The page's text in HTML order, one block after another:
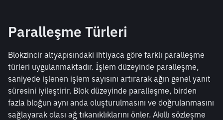
Paralleşme Türleri
Blokzincir altyapısındaki ihtiyaca göre farklı paralleşme
türleri uygulanmaktadır. İşlem düzeyinde paralleşme,
saniyede işlenen işlem sayısını artırarak ağın genel yanıt
süresini iyileştirir. Blok düzeyinde paralleşme, birden
fazla bloğun aynı anda oluşturulmasını ve doğrulanmasını
sağlayarak olası ağ tıkanıklıklarını önler. Akıllı sözleşme